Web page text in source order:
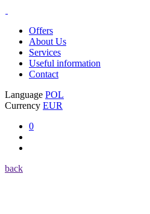
Offers
About Us
Services
Useful information
Contact
Language POL
Currency EUR
0
back